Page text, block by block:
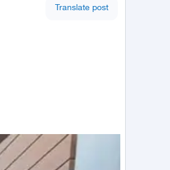
Translate post